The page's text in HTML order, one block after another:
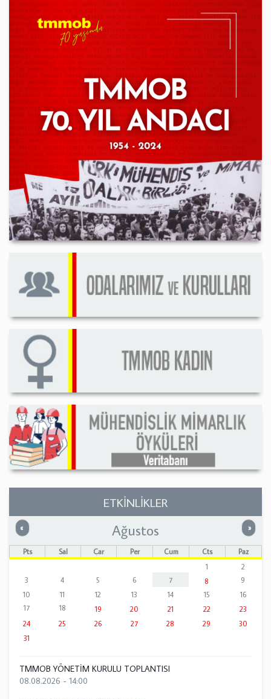
ETKİNLİKLER
« Önceki »
Ağustos
Pts Sal Çar Per Cum Cts
Paz
1
2
3
4 5 6 7 8
9
10
11 12 13 14 15
16
17
18 19 20 21 22
23
24
25 26 27 28 29
30
31
TMMOB YÖNETİM KURULU TOPLANTISI
08.08.2026 - 14:00